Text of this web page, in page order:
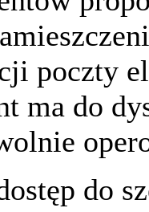
poczty
ma do
ostęp do